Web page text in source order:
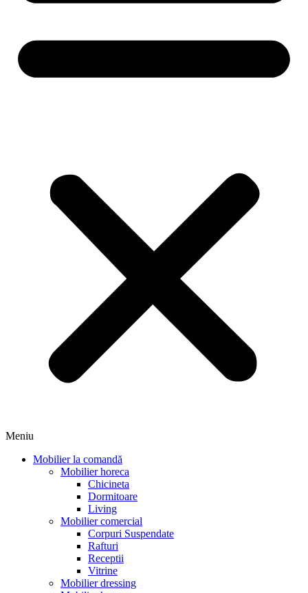
Meniu
Mobilier la comandă
Mobilier horeca
Chicineta
Dormitoare
Living
Mobilier comercial
Corpuri Suspendate
Rafturi
Receptii
Vitrine
Mobilier dressing